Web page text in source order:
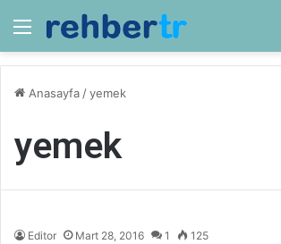
Menü
Anasayfa /yemek
yemek
Editor Mart 28, 2016 1 125